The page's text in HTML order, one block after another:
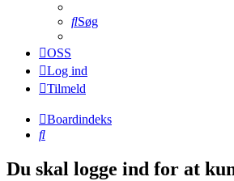
Søg
OSS
Log ind
Tilmeld
Boardindeks
Søg
Du skal logge ind for at